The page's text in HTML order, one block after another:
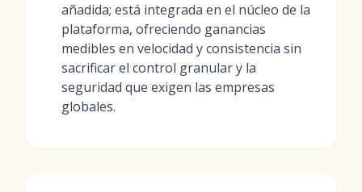
añadida; está integrada en el núcleo de la
plataforma, ofreciendo ganancias
medibles en velocidad y consistencia sin
sacrificar el control granular y la
seguridad que exigen las empresas
globales.